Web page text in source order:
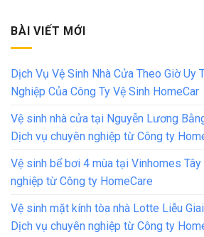
BÀI VIẾT MỚI
Dịch Vụ Vệ Sinh Nhà Cửa Theo Giờ Uy
Nghiệp Của Công Ty Vệ Sinh HomeCar
Vệ sinh nhà cửa tại Nguyễn Lương
Dịch vụ chuyên nghiệp từ Công ty
Vệ sinh bể bơi 4 mùa tại Vinhomes
nghiệp từ Công ty HomeCare
Vệ sinh mặt kính tòa nhà Lotte Liễu
Dịch vụ chuyên nghiệp từ Công ty